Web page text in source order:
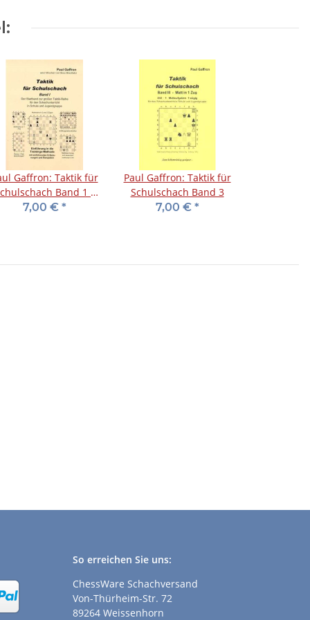
Gaffron: Taktik für
Band 1 -
Startband
7,00 € *
Paul Gaffron: Taktik für
Schulschach Band 3
7,00 € *
So erreichen Sie uns:
ChessWare Schachversand
Von-Thürheim-Str. 72
89264 Weissenhorn